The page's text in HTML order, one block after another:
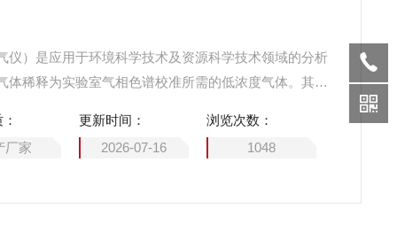
仪）是应用于环境科学技术及资源科学技术领域的分析
体稀释为实验室气相色谱校准所需的低浓度气体。其通
厂家
更新时间：
2026-07-16
浏览次数：
1048